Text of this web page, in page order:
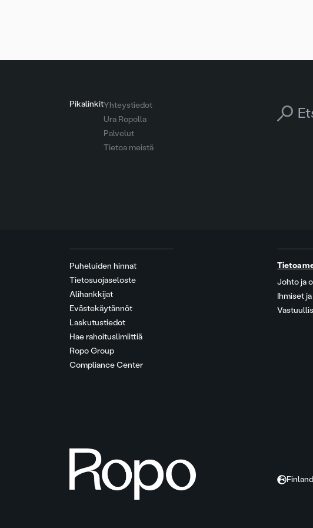
PikalinkitYhteystiedot
Ura Ropolla
Palvelut
Tietoa meistä
Search
Puheluiden hinnat
Tietosuojaseloste
Alihankkijat
Evästekäytännöt
Laskutustiedot
Hae rahoituslimiittiä
Ropo Group
Compliance Center
Tietoa
Johto ja
Ihmiset
Finland